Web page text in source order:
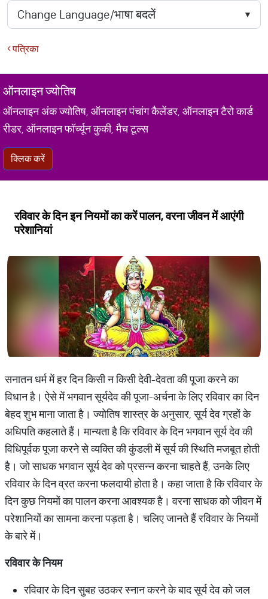
पत्रिका
ऑनलाइन ज्योतिष
ऑनलाइन अंक ज्योतिष, ऑनलाइन पंचांग कैलेंडर, ऑनलाइन टैरो कार्ड
रीडर, ऑनलाइन फॉर्च्यून कुकी, मैच टूल्स
क्लिक करें
रविवार के दिन इन नियमों का करें पालन, वरना जीवन में आएंगी
परेशानियां
सनातन धर्म में हर दिन किसी न किसी देवी-देवता की पूजा करने का
विधान है। ऐसे में भगवान सूर्यदेव की पूजा-अर्चना के लिए रविवार का दिन
बेहद शुभ माना जाता है। ज्योतिष शास्त्र के अनुसार, सूर्य देव ग्रहों के
अधिपति कहलाते हैं। मान्यता है कि रविवार के दिन भगवान सूर्य देव की
विधिपूर्वक पूजा करने से व्यक्ति की कुंडली में सूर्य की स्थिति मजबूत होती
है। जो साधक भगवान सूर्य देव को प्रसन्न करना चाहते हैं, उनके लिए
रविवार के दिन व्रत करना फलदायी होता है। कहा जाता है कि रविवार के
दिन कुछ नियमों का पालन करना आवश्यक है। वरना साधक को जीवन में
परेशानियों का सामना करना पड़ता है। चलिए जानते हैं रविवार के नियमों
के बारे में।
रविवार के नियम
रविवार के दिन सुबह उठकर स्नान करने के बाद सूर्य देव को जल